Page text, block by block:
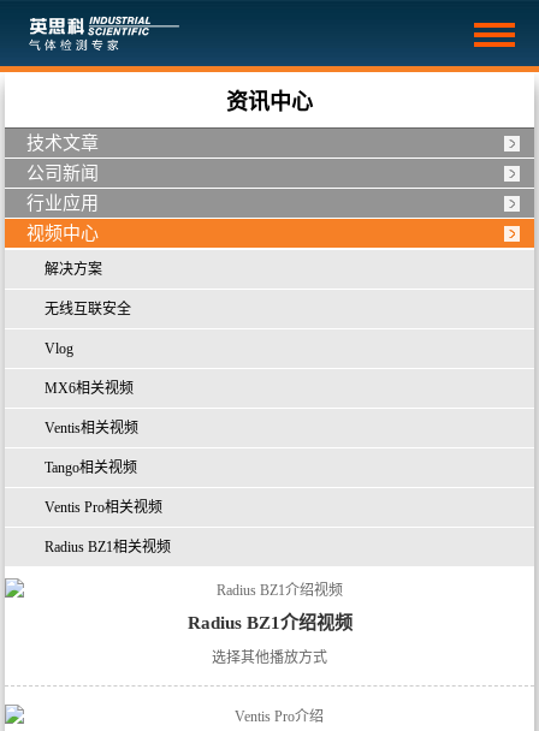
资讯中心
技术文章
公司新闻
行业应用
视频中心
解决方案
无线互联安全
Vlog
MX6相关视频
Ventis相关视频
Tango相关视频
Ventis Pro相关视频
Radius BZ1相关视频
Radius BZ1介绍视频
选择其他播放方式